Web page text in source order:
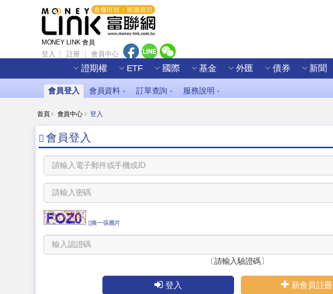
MONEY LINK 會員
登入 註冊 會員中心
證期權 ETF 國際 基金 外匯 債券 新聞
會員登入 會員資料 ▼ 訂單查詢 ▼ 服務說明 ▼
首頁 會員中心 登入
會員登入
換一張圖片
〔請輸入驗證碼〕
登入 新會員註冊